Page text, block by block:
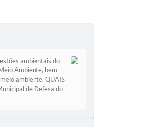
ambientais do
Ambiente, bem
ambiente. QUAIS
de Defesa do